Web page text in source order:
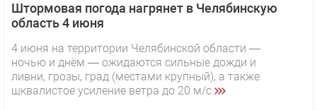
Штормовая погода нагрянет в Челябинскую
область 4 июня
4 июня на территории Челябинской области —
ночью и днём — ожидаются сильные дожди и
ливни, грозы, град (местами крупный), а также
шквалистое усиление ветра до 20 м/с.